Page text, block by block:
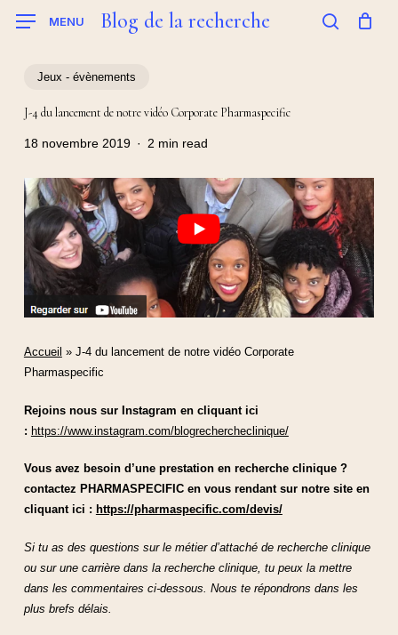
MENU Blog de la recherche
Jeux - évènements
J-4 du lancement de notre vidéo Corporate Pharmaspecific
18 novembre 2019 2 min read
Accueil » J-4 du lancement de notre vidéo Corporate
Pharmaspecific
Rejoins nous sur Instagram en cliquant ici
: https://www.instagram.com/blogrechercheclinique/
Vous avez besoin d’une prestation en recherche clinique ?
contactez PHARMASPECIFIC en vous rendant sur notre site en
cliquant ici : https://pharmaspecific.com/devis/
Si tu as des questions sur le métier d’attaché de recherche clinique
ou sur une carrière dans la recherche clinique, tu peux la mettre
dans les commentaires ci-dessous. Nous te répondrons dans les
plus brefs délais.